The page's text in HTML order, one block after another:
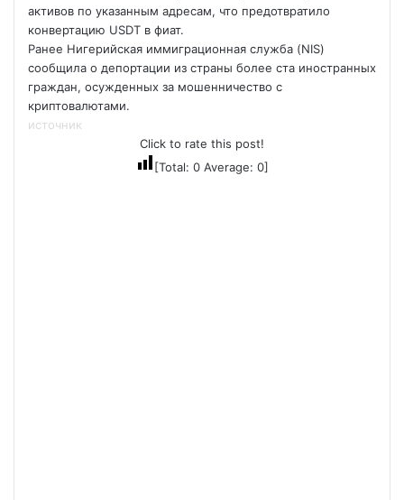
активов по указанным адресам, что предотвратило
конвертацию USDT в фиат.
Ранее Нигерийская иммиграционная служба (NIS)
сообщила о депортации из страны более ста иностранных
граждан, осужденных за мошенничество с
криптовалютами.
источник
Click to rate this post!
[Total: 0Average: 0]